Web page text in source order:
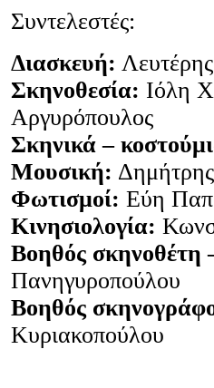
Συντελεστές:
Διασκευή:
Σκηνοθεσία: Ιόλη
Αργυρόπουλος
Σκηνικά –
Μουσική:
Φωτισμοί: Εύη
Κινησιολογία:
Βοηθός σκηνοθέτη
Πανηγυροπούλου
Βοηθός
Κυριακοπούλου